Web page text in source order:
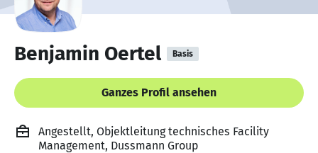
Benjamin Oertel Basis
Ganzes Profil ansehen
Angestellt, Objektleitung technisches Facility
Management, Dussmann Group